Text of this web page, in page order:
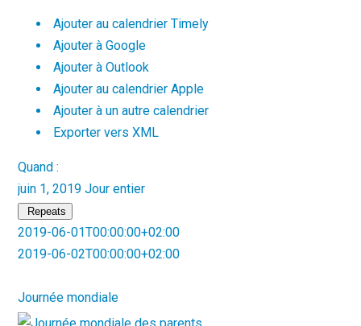
Ajouter au calendrier Timely
Ajouter à Google
Ajouter à Outlook
Ajouter au calendrier Apple
Ajouter à un autre calendrier
Exporter vers XML
Quand :
juin 1, 2019Jour entier
Repeats
2019-06-01T00:00:00+02:00
2019-06-02T00:00:00+02:00
Journée mondiale